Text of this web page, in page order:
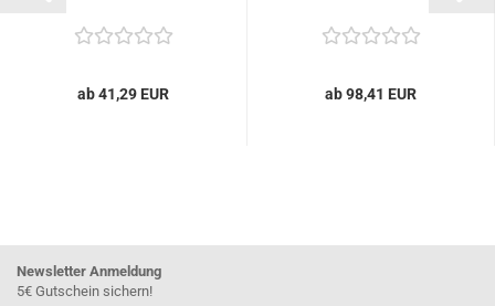
ab 41,29 EUR ab 98,41 EUR
Newsletter Anmeldung
5€ Gutschein sichern!